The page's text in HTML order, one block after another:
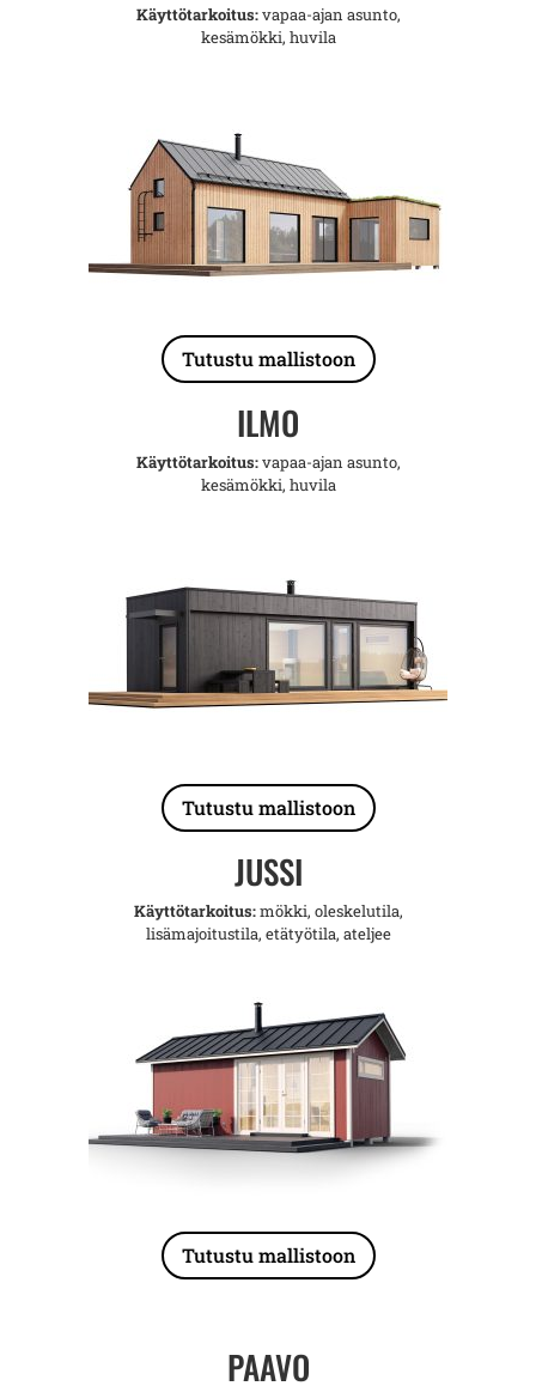
Käyttötarkoitus:vapaa-ajan asunto,
kesämökki, huvila
Tutustu mallistoon
ILMO
Käyttötarkoitus:vapaa-ajan asunto,
kesämökki, huvila
Tutustu mallistoon
JUSSI
Käyttötarkoitus:mökki, oleskelutila,
lisämajoitustila, etätyötila, ateljee
Tutustu mallistoon
PAAVO